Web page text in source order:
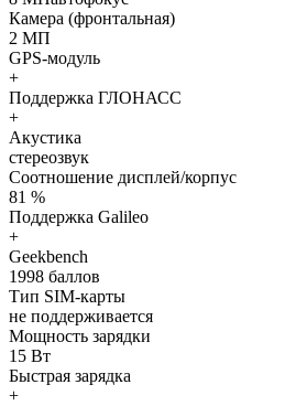
Камера (фронтальная)
2 МП
GPS-модуль
+
Поддержка ГЛОНАСС
+
Акустика
стереозвук
Соотношение дисплей/корпус
81 %
Поддержка Galileo
+
Geekbench
1998 баллов
Тип SIM-карты
не поддерживается
Мощность зарядки
15 Вт
Быстрая зарядка
+